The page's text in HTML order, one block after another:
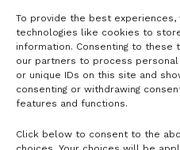
To provide the best
technologies like cookies to
information. Consenting to these
our partners to process
or unique IDs on this site and
consenting or withdrawing
features and functions.
Click below to consent to the
— European
(@ecb)April 30,
A legkedvezőtlenebb
elért korlátozott eredmények
LOAD
- H I R D